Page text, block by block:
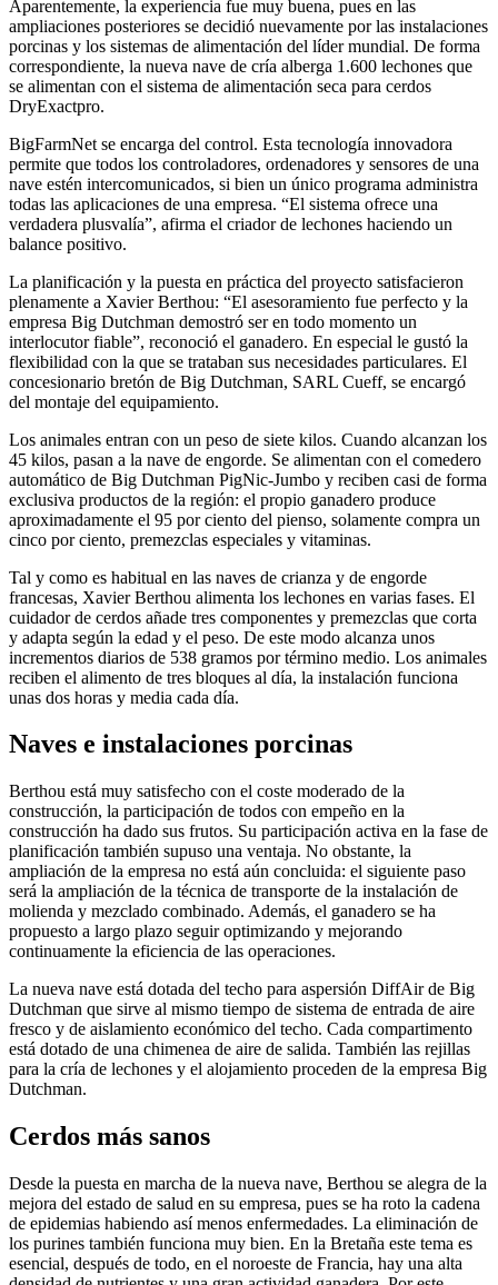
Aparentemente, la experiencia fue muy buena, pues en las
ampliaciones posteriores se decidió nuevamente por las instalaciones
porcinas y los sistemas de alimentación del líder mundial. De forma
correspondiente, la nueva nave de cría alberga 1.600 lechones que
se alimentan con el sistema de alimentación seca para cerdos
DryExactpro.
BigFarmNet se encarga del control. Esta tecnología innovadora
permite que todos los controladores, ordenadores y sensores de una
nave estén intercomunicados, si bien un único programa administra
todas las aplicaciones de una empresa. “El sistema ofrece una
verdadera plusvalía”, afirma el criador de lechones haciendo un
balance positivo.
La planificación y la puesta en práctica del proyecto satisfacieron
plenamente a Xavier Berthou: “El asesoramiento fue perfecto y la
empresa Big Dutchman demostró ser en todo momento un
interlocutor fiable”, reconoció el ganadero. En especial le gustó la
flexibilidad con la que se trataban sus necesidades particulares. El
concesionario bretón de Big Dutchman, SARL Cueff, se encargó
del montaje del equipamiento.
Los animales entran con un peso de siete kilos. Cuando alcanzan los
45 kilos, pasan a la nave de engorde. Se alimentan con el comedero
automático de Big Dutchman PigNic-Jumbo y reciben casi de forma
exclusiva productos de la región: el propio ganadero produce
aproximadamente el 95 por ciento del pienso, solamente compra un
cinco por ciento, premezclas especiales y vitaminas.
Tal y como es habitual en las naves de crianza y de engorde
francesas, Xavier Berthou alimenta los lechones en varias fases. El
cuidador de cerdos añade tres componentes y premezclas que corta
y adapta según la edad y el peso. De este modo alcanza unos
incrementos diarios de 538 gramos por término medio. Los animales
reciben el alimento de tres bloques al día, la instalación funciona
unas dos horas y media cada día.
Naves e instalaciones porcinas
Berthou está muy satisfecho con el coste moderado de la
construcción, la participación de todos con empeño en la
construcción ha dado sus frutos. Su participación activa en la fase de
planificación también supuso una ventaja. No obstante, la
ampliación de la empresa no está aún concluida: el siguiente paso
será la ampliación de la técnica de transporte de la instalación de
molienda y mezclado combinado. Además, el ganadero se ha
propuesto a largo plazo seguir optimizando y mejorando
continuamente la eficiencia de las operaciones.
La nueva nave está dotada del techo para aspersión DiffAir de Big
Dutchman que sirve al mismo tiempo de sistema de entrada de aire
fresco y de aislamiento económico del techo. Cada compartimento
está dotado de una chimenea de aire de salida. También las rejillas
para la cría de lechones y el alojamiento proceden de la empresa Big
Dutchman.
Cerdos más sanos
Desde la puesta en marcha de la nueva nave, Berthou se alegra de la
mejora del estado de salud en su empresa, pues se ha roto la cadena
de epidemias habiendo así menos enfermedades. La eliminación de
los purines también funciona muy bien. En la Bretaña este tema es
esencial, después de todo, en el noroeste de Francia, hay una alta